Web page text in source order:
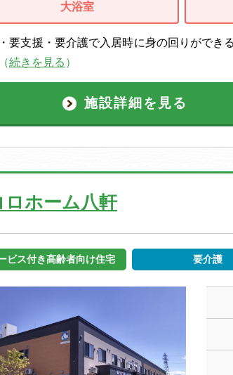
大浴室
要支援・要介護で入居時に身の回りがで
（続きを見る ）
施設詳細を見る
ロホーム八軒
ビス付き高齢者向け住宅 要介護